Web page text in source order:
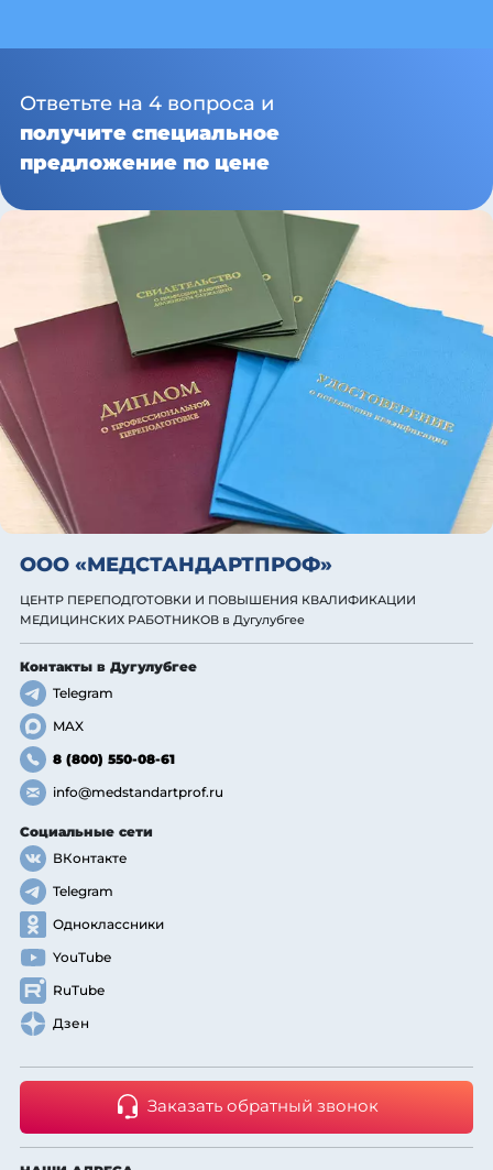
Ответьте на 4 вопроса и
получите специальное
предложение по цене
ООО «МЕДСТАНДАРТПРОФ»
ЦЕНТР ПЕРЕПОДГОТОВКИ И ПОВЫШЕНИЯ КВАЛИФИКАЦИИ
МЕДИЦИНСКИХ РАБОТНИКОВ в Дугулубгее
Контакты в Дугулубгее
Telegram
MAX
8 (800) 550-08-61
info@medstandartprof.ru
Социальные сети
ВКонтакте
Telegram
Одноклассники
YouTube
RuTube
Дзен
Заказать обратный звонок